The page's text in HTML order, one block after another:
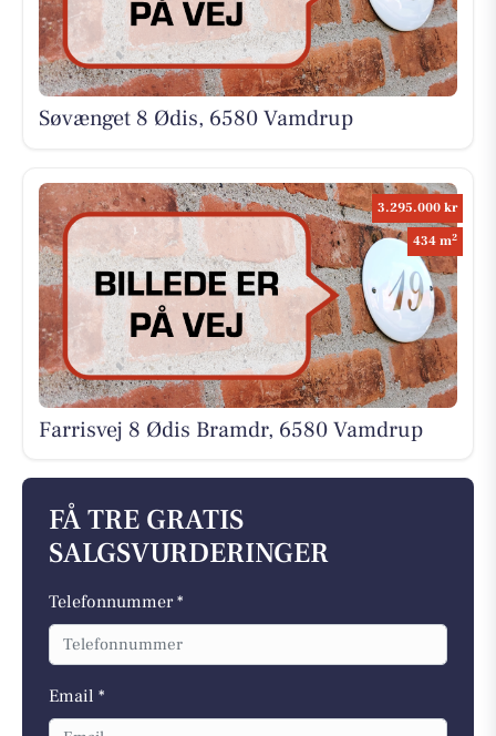
Søvænget 8 Ødis, 6580 Vamdrup
3.295.000 kr
434 m2
Farrisvej 8 Ødis Bramdr, 6580 Vamdrup
FÅ TRE GRATIS
SALGSVURDERINGER
Telefonnummer *
Email *